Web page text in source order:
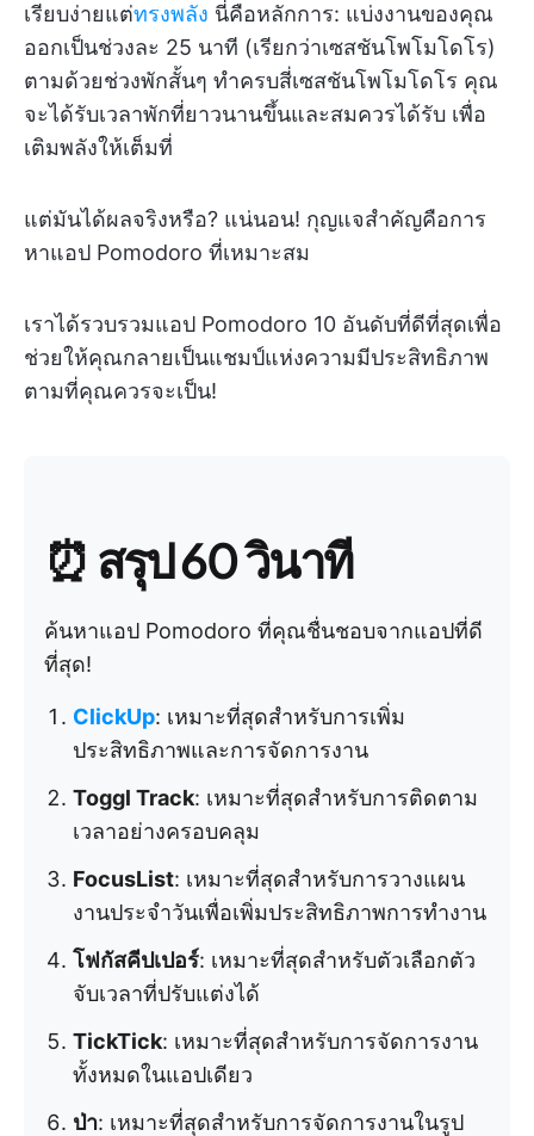
เรียบง่ายแต่ทรงพลัง นี่คือหลักการ: แบ่งงานของคุณ
ออกเป็นช่วงละ 25 นาที (เรียกว่าเซสชันโพโมโดโร)
ตามด้วยช่วงพักสั้นๆ ทำครบสี่เซสชันโพโมโดโร คุณ
จะได้รับเวลาพักที่ยาวนานขึ้นและสมควรได้รับ เพื่อ
เติมพลังให้เต็มที่
แต่มันได้ผลจริงหรือ? แน่นอน! กุญแจสำคัญคือการ
หาแอป Pomodoro ที่เหมาะสม
เราได้รวบรวมแอป Pomodoro 10 อันดับที่ดีที่สุดเพื่อ
ช่วยให้คุณกลายเป็นแชมป์แห่งความมีประสิทธิภาพ
ตามที่คุณควรจะเป็น!
⏰ สรุป 60 วินาที
ค้นหาแอป Pomodoro ที่คุณชื่นชอบจากแอปที่ดี
ที่สุด!
ClickUp: เหมาะที่สุดสำหรับการเพิ่ม
ประสิทธิภาพและการจัดการงาน
Toggl Track: เหมาะที่สุดสำหรับการติดตาม
เวลาอย่างครอบคลุม
FocusList: เหมาะที่สุดสำหรับการวางแผน
งานประจำวันเพื่อเพิ่มประสิทธิภาพการทำงาน
โฟกัสคีปเปอร์: เหมาะที่สุดสำหรับตัวเลือกตัว
จับเวลาที่ปรับแต่งได้
TickTick: เหมาะที่สุดสำหรับการจัดการงาน
ทั้งหมดในแอปเดียว
ป่า: เหมาะที่สุดสำหรับการจัดการงานในรูป